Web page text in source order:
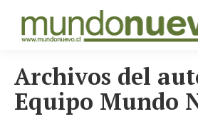
Archivos del
Equipo Mundo